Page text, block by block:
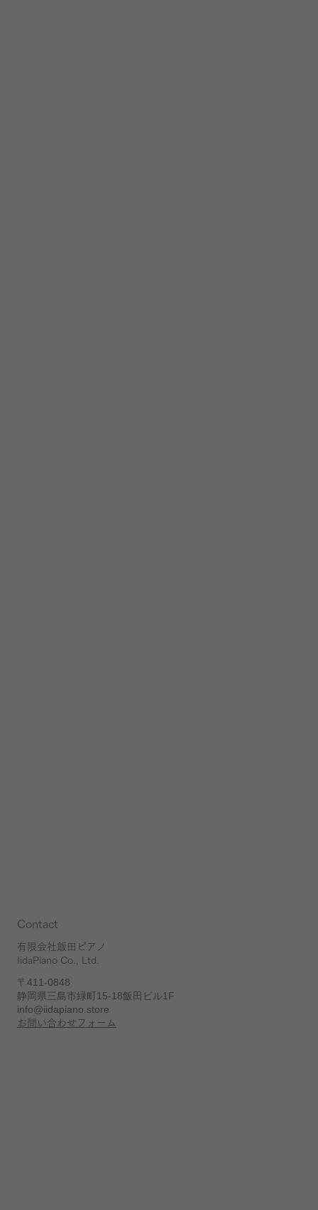
Contact
有限会社飯田ピアノ
IidaPiano Co., Ltd.
〒411-0848
静岡県三島市緑町15-18飯田ビル1F
info@iidapiano.store
お問い合わせフォーム